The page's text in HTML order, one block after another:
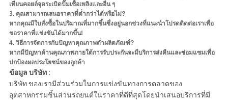
เทียนคอยล์จุดระเบิดปั๊มเชื้อเพลิงและอื่น ๆ
3. คุณสามารถเสนอราคาที่ต่ำกว่าได้หรือไม่?
หากคุณมีใบสั่งซื้อในปริมาณที่มากขึ้นซึ่งอยู่นอกช่วงที่แนะนำโปรดติดต่อเราเพื่อ
ขอราคาที่แข่งขันได้มากขึ้น!
4. วิธีการจัดการกับปัญหาคุณภาพต่ำผลิตภัณฑ์?
หากมีปัญหาด้านคุณภาพภายใต้การรับประกันจะมีบริการส่งคืนและซ่อมแซมเพื่อ
ปกป้องผลประโยชน์ของลูกค้า
ข้อมูล บริษัท :
บริษัท ของเรามีส่วนร่วมในการแข่งขันทางการตลาดของ
อุตสาหกรรมชิ้นส่วนรถยนต์ในราคาที่ดีที่สุดโดยนำเสนอบริการที่มี